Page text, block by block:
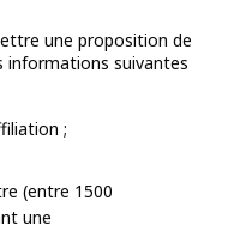
une proposition de
informations suivantes
;
(entre 1500
une